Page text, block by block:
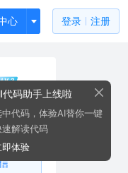
心 登录 注册
64
粉丝
代码助手上线啦
中代码，体验AI替你一键
速解读代码
即体验